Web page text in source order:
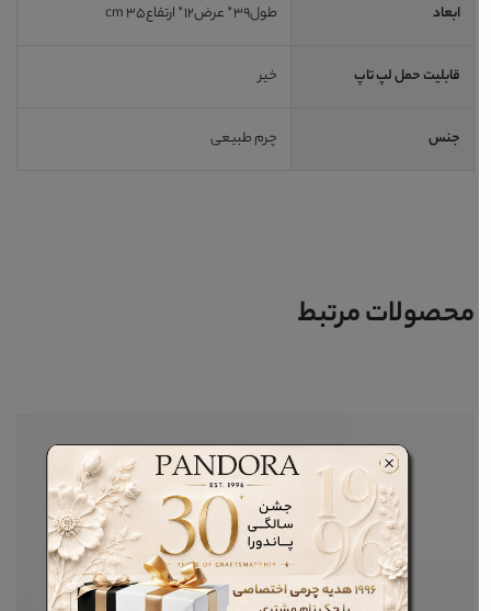
ابعاد طول39* عرض12* ارتفاع35 cm
قابلیت حمل لپ تاپ خیر
جنس چرم طبیعی
محصولات مرتبط